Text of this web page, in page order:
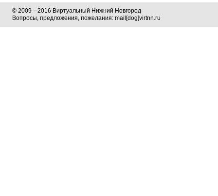
© 2009—2016 Виртуальный Нижний Новгород
Вопросы, предложения, пожелания: mail[dog]virtnn.ru